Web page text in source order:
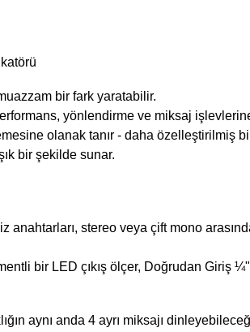
bir fark yaratabilir.
yönlendirme ve miksaj
olanak tanır - daha özelleştirilmiş
bir şekilde sunar.
stereo veya çift mono
bir LED çıkış ölçer, Doğrudan Giriş
aynı anda 4 ayrı miksajı